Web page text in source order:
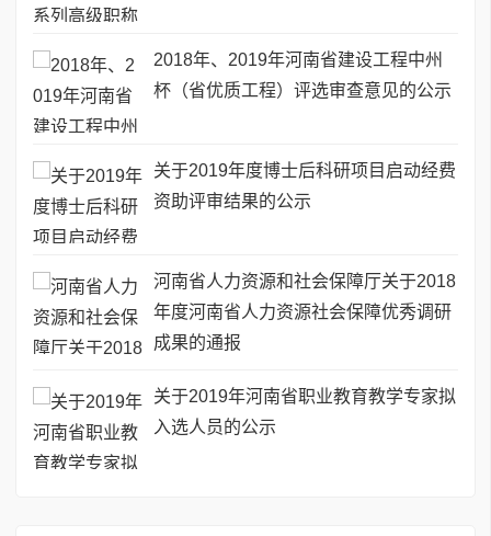
2018年、2019年河南省建设工程中州
杯（省优质工程）评选审查意见的公示
关于2019年度博士后科研项目启动经费
资助评审结果的公示
河南省人力资源和社会保障厅关于2018
年度河南省人力资源社会保障优秀调研
成果的通报
关于2019年河南省职业教育教学专家拟
入选人员的公示